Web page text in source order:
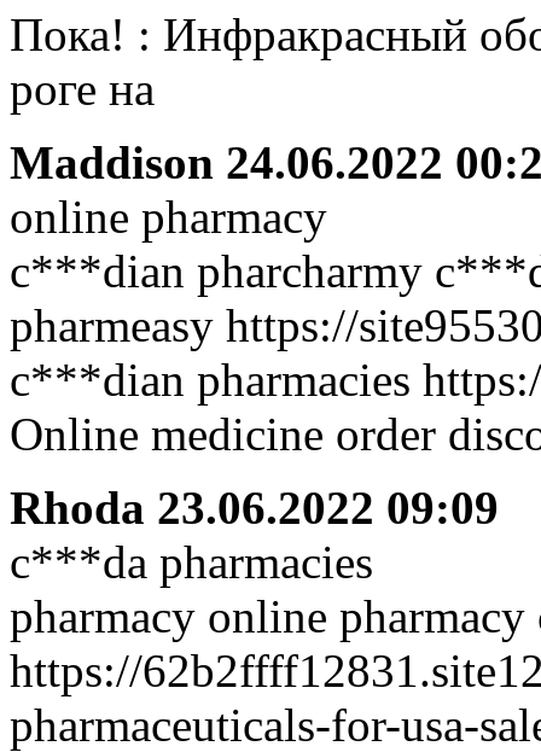
Пока! : Инфракрасный
роге на
Maddison 24.06.2022
online pharmacy
c***dian pharcharmy
pharmeasy https://
c***dian pharmacies
Online medicine order
Rhoda 23.06.2022 09:09
c***da pharmacies
pharmacy online
https://
pharmaceuticals-for-usa-